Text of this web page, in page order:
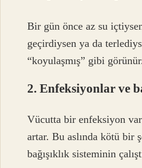
Bir gün önce az su
geçirdiysen ya da
“koyulaşmış” gibi
2. Enfeksiyonlar ve
Vücutta bir enfeksiyon
artar. Bu aslında kötü bir
bağışıklık sisteminin